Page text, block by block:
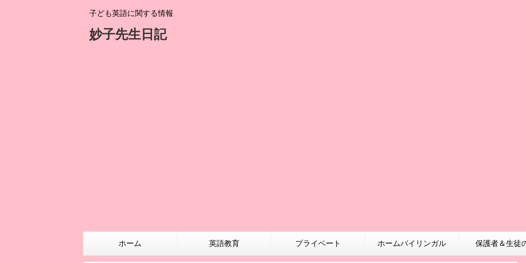
子ども英語に関する情報
妙子先生日記
ホーム 英語教育 プライベート ホームバイリンガル 保護者＆生徒